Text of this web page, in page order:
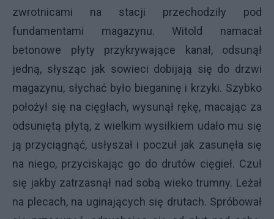
zwrotnicami na stacji przechodziły pod
fundamentami magazynu. Witold namacał
betonowe płyty przykrywające kanał, odsunął
jedną, słysząc jak sowieci dobijają się do drzwi
magazynu, słychać było bieganinę i krzyki. Szybko
położył się na cięgłach, wysunął rękę, macając za
odsuniętą płytą, z wielkim wysiłkiem udało mu się
ją przyciągnąć, usłyszał i poczuł jak zasunęła się
na niego, przyciskając go do drutów cięgieł. Czuł
się jakby zatrzasnął nad sobą wieko trumny. Leżał
na plecach, na uginających się drutach. Spróbował